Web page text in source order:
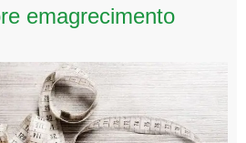
emagrecimento